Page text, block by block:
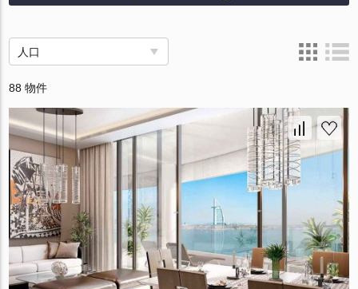
人口
88 物件